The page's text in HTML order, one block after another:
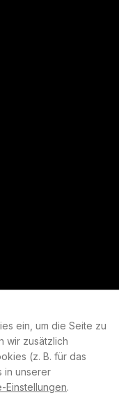
ein, um die Seite zu
wir zusätzlich
(z. B. für das
in unserer
Einstellungen.